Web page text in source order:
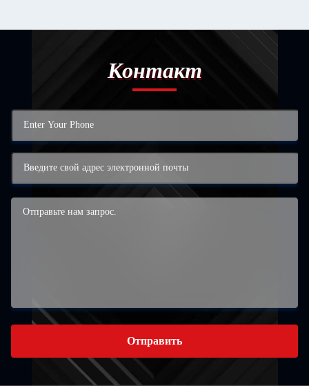
Контакт
Отправить